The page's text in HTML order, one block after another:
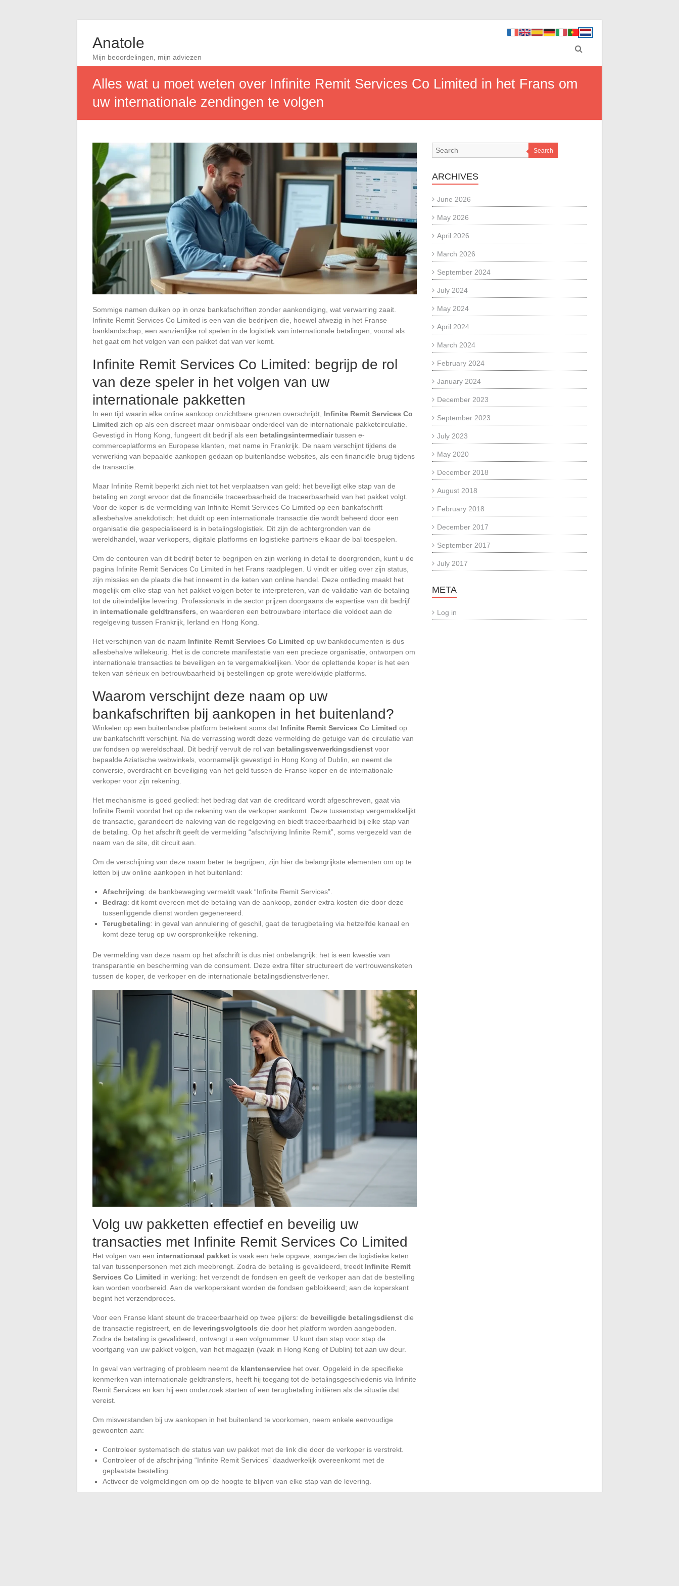
Anatole
Mijn beoordelingen, mijn adviezen
Alles wat u moet weten over Infinite Remit Services Co Limited in het Frans om
uw internationale zendingen te volgen
Sommige namen duiken op in onze bankafschriften zonder aankondiging, wat verwarring zaait.
Infinite Remit Services Co Limited is een van die bedrijven die, hoewel afwezig in het Franse
banklandschap, een aanzienlijke rol spelen in de logistiek van internationale betalingen, vooral als
het gaat om het volgen van een pakket dat van ver komt.
Infinite Remit Services Co Limited: begrijp de rol
van deze speler in het volgen van uw
internationale pakketten
In een tijd waarin elke online aankoop onzichtbare grenzen overschrijdt, Infinite Remit Services Co
Limited zich op als een discreet maar onmisbaar onderdeel van de internationale pakketcirculatie.
Gevestigd in Hong Kong, fungeert dit bedrijf als een betalingsintermediairtussen e-
commerceplatforms en Europese klanten, met name in Frankrijk. De naam verschijnt tijdens de
verwerking van bepaalde aankopen gedaan op buitenlandse websites, als een financiële brug tijdens
de transactie.
Maar Infinite Remit beperkt zich niet tot het verplaatsen van geld: het beveiligt elke stap van de
betaling en zorgt ervoor dat de financiële traceerbaarheid de traceerbaarheid van het pakket volgt.
Voor de koper is de vermelding van Infinite Remit Services Co Limited op een bankafschrift
allesbehalve anekdotisch: het duidt op een internationale transactie die wordt beheerd door een
organisatie die gespecialiseerd is in betalingslogistiek. Dit zijn de achtergronden van de
wereldhandel, waar verkopers, digitale platforms en logistieke partners elkaar de bal toespelen.
Om de contouren van dit bedrijf beter te begrijpen en zijn werking in detail te doorgronden, kunt u de
pagina Infinite Remit Services Co Limited in het Frans raadplegen. U vindt er uitleg over zijn status,
zijn missies en de plaats die het inneemt in de keten van online handel. Deze ontleding maakt het
mogelijk om elke stap van het pakket volgen beter te interpreteren, van de validatie van de betaling
tot de uiteindelijke levering. Professionals in de sector prijzen doorgaans de expertise van dit bedrijf
in internationale geldtransfers , en waarderen een betrouwbare interface die voldoet aan de
regelgeving tussen Frankrijk, Ierland en Hong Kong.
Het verschijnen van de naam Infinite Remit Services Co Limited op uw bankdocumenten is dus
allesbehalve willekeurig. Het is de concrete manifestatie van een precieze organisatie, ontworpen om
internationale transacties te beveiligen en te vergemakkelijken. Voor de oplettende koper is het een
teken van sérieux en betrouwbaarheid bij bestellingen op grote wereldwijde platforms.
Waarom verschijnt deze naam op uw
bankafschriften bij aankopen in het buitenland?
Winkelen op een buitenlandse platform betekent soms dat Infinite Remit Services Co Limited op
uw bankafschrift verschijnt. Na de verrassing wordt deze vermelding de getuige van de circulatie van
uw fondsen op wereldschaal. Dit bedrijf vervult de rol van betalingsverwerkingsdienst voor
bepaalde Aziatische webwinkels, voornamelijk gevestigd in Hong Kong of Dublin, en neemt de
conversie, overdracht en beveiliging van het geld tussen de Franse koper en de internationale
verkoper voor zijn rekening.
Het mechanisme is goed geolied: het bedrag dat van de creditcard wordt afgeschreven, gaat via
Infinite Remit voordat het op de rekening van de verkoper aankomt. Deze tussenstap vergemakkelijkt
de transactie, garandeert de naleving van de regelgeving en biedt traceerbaarheid bij elke stap van
de betaling. Op het afschrift geeft de vermelding “afschrijving Infinite Remit”, soms vergezeld van de
naam van de site, dit circuit aan.
Om de verschijning van deze naam beter te begrijpen, zijn hier de belangrijkste elementen om op te
letten bij uw online aankopen in het buitenland:
Afschrijving: de bankbeweging vermeldt vaak “Infinite Remit Services”.
Bedrag: dit komt overeen met de betaling van de aankoop, zonder extra kosten die door deze
tussenliggende dienst worden gegenereerd.
Terugbetaling: in geval van annulering of geschil, gaat de terugbetaling via hetzelfde kanaal en
komt deze terug op uw oorspronkelijke rekening.
De vermelding van deze naam op het afschrift is dus niet onbelangrijk: het is een kwestie van
transparantie en bescherming van de consument. Deze extra filter structureert de vertrouwensketen
tussen de koper, de verkoper en de internationale betalingsdienstverlener.
Volg uw pakketten effectief en beveilig uw
transacties met Infinite Remit Services Co Limited
Het volgen van een internationaal pakket is vaak een hele opgave, aangezien de logistieke keten
tal van tussenpersonen met zich meebrengt. Zodra de betaling is gevalideerd, treedt Infinite Remit
Services Co Limited in werking: het verzendt de fondsen en geeft de verkoper aan dat de bestelling
kan worden voorbereid. Aan de verkoperskant worden de fondsen geblokkeerd; aan de koperskant
begint het verzendproces.
Voor een Franse klant steunt de traceerbaarheid op twee pijlers: de beveiligde betalingsdienst die
de transactie registreert, en de leveringsvolgtools die door het platform worden aangeboden.
Zodra de betaling is gevalideerd, ontvangt u een volgnummer. U kunt dan stap voor stap de
voortgang van uw pakket volgen, van het magazijn (vaak in Hong Kong of Dublin) tot aan uw deur.
In geval van vertraging of probleem neemt de klantenservice het over. Opgeleid in de specifieke
kenmerken van internationale geldtransfers, heeft hij toegang tot de betalingsgeschiedenis via Infinite
Remit Services en kan hij een onderzoek starten of een terugbetaling initiëren als de situatie dat
vereist.
Om misverstanden bij uw aankopen in het buitenland te voorkomen, neem enkele eenvoudige
gewoonten aan:
Controleer systematisch de status van uw pakket met de link die door de verkoper is verstrekt.
Controleer of de afschrijving “Infinite Remit Services” daadwerkelijk overeenkomt met de
geplaatste bestelling.
Activeer de volgmeldingen om op de hoogte te blijven van elke stap van de levering.
Search
ARCHIVES
June 2026
May 2026
April 2026
March 2026
September 2024
July 2024
May 2024
April 2024
March 2024
February 2024
January 2024
December 2023
September 2023
July 2023
May 2020
December 2018
August 2018
February 2018
December 2017
September 2017
July 2017
META
Log in